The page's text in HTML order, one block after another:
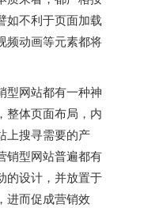
如不利于页面加载
频动画等元素都将
型网站都有一种神
整体页面布局，内
上搜寻需要的产
销型网站普遍都有
的设计，并放置于
进而促成营销效